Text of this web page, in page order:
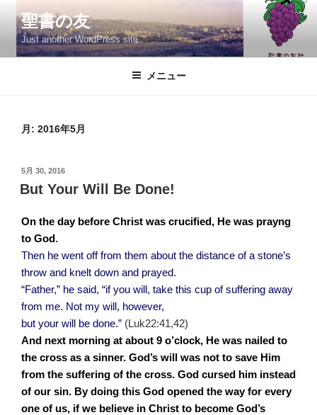
ン
聖書の友
Just another WordPress site
メニュー
月: 2016年5月
投
稿
日:
5月 30, 2016
But Your Will Be Done!
On the day before Christ was crucified, He was prayng
to God.
Then he went off from them about the distance of a stone’s
throw and knelt down and prayed.
“Father,” he said, “if you will, take this cup of suffering away
from me. Not my will, however,
but your will be done.” (Luk22:41,42)
And next morning at about 9 o’clock, He was nailed to
the cross as a sinner. God’s will was not to save Him
from the suffering of the cross. God cursed him instead
of our sin. By doing this God opened the way for every
one of us, if we believe in Christ to become God’s